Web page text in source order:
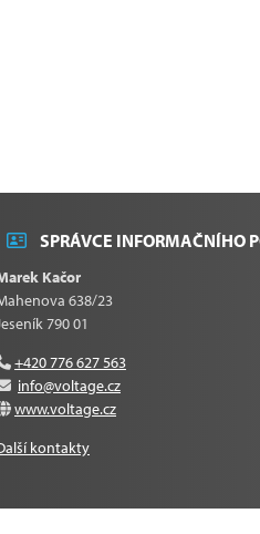
SPRÁVCE INFORMAČNÍHO
Kačor
638/23
790 01
+420 776 627 563
info@voltage.cz
www.voltage.cz
kontakty